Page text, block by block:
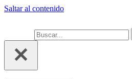
Saltar al contenido
Ahora compra fácil y rápido por